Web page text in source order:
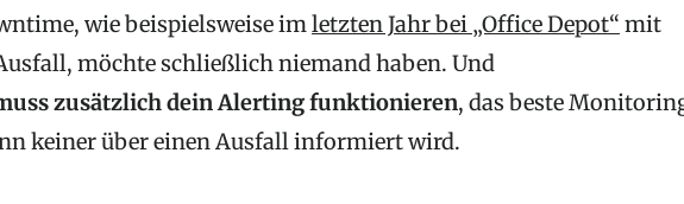
wie beispielsweise imletzten Jahr bei „Office Depot“ mit
möchte schließlich niemand haben. Und
zusätzlich dein Alerting funktionieren, das beste
keiner über einen Ausfall informiert wird.